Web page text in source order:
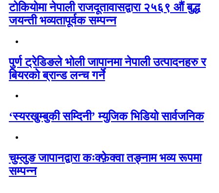
टोकियोमा नेपाली राजदूतावासद्वारा २५६९ औं बुद्ध
जयन्ती भव्यतापूर्वक सम्पन्न
पुर्ण ट्रेडिङले भोली जापानमा नेपाली उत्पादनहरु र
बियरको ब्रान्ड लन्च गर्ने
‘स्यरखुम्बुकी सम्दिनी’ म्युजिक भिडियो सार्वजनिक
चुम्लुङ जापानद्वारा कःक्फ़ेक्वा तङ्नाम भव्य रूपमा
सम्पन्न